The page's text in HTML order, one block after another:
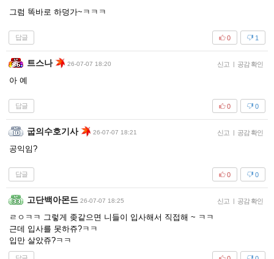
그럼 똑바로 하덩가~ㅋㅋㅋ
답글 1
0
트스나 26-07-07 18:20 신고 | 공감 확인
아 예
답글 0
0
굽의수호기사 26-07-07 18:21 신고 | 공감 확인
공익임?
답글 0
0
고단백아몬드 26-07-07 18:25 신고 | 공감 확인
ㄹㅇㅋㅋ 그렇게 좆같으면 니들이 입사해서 직접해 ~ ㅋㅋ
근데 입사를 못하쥬?ㅋㅋ
입만 살았쥬?ㅋㅋ